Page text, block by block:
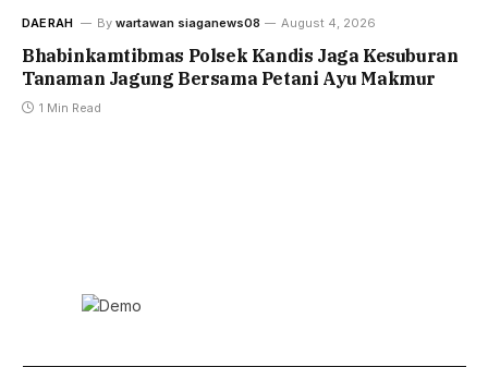
DAERAH By wartawan siaganews08 August 4, 2026
Bhabinkamtibmas Polsek Kandis Jaga Kesuburan
Tanaman Jagung Bersama Petani Ayu Makmur
1 Min Read